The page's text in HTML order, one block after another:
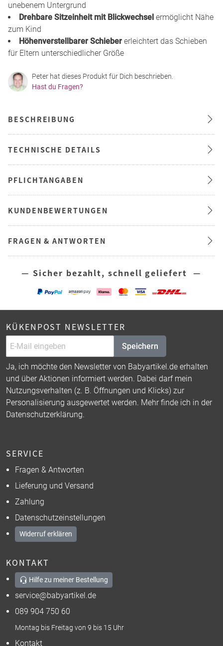
unebenem Untergrund
Drehbare Sitzeinheit mit Blickwechsel ermöglicht Nähe
zum Kind
Höhenverstellbarer Schieber erleichtert das Schieben
für Eltern unterschiedlicher Größe
Peter hat dieses Produkt für Dich beschrieben.
Hast du Fragen?
BESCHREIBUNG
TECHNISCHE DETAILS
PFLICHTANGABEN
KUNDENBEWERTUNGEN
FRAGEN & ANTWORTEN
— Sicher bezahlt, schnell geliefert —
KÜKENPOST NEWSLETTER
Speichern
Ja, ich möchte den Newsletter von Babyartikel.de erhalten
und über Aktionen informiert werden. Dabei darf mein
Nutzungsverhalten (z. B. Öffnungen und Klicks) zur
Personalisierung ausgewertet werden. Mehr finde ich in der
Datenschutzerklärung.
SERVICE
Fragen & Antworten
Lieferung und Versand
Zahlung
Datenschutzeinstellungen
Widerruf erklären
KONTAKT
Hilfe zu meiner Bestellung
service@babyartikel.de
089 904 750 60
Montag bis Freitag von 9 bis 15 Uhr
Kontakt